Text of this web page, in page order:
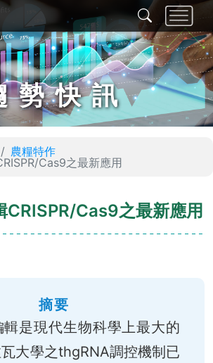
勢快訊
農糧特作
Cas9之最新應用
CRISPR/Cas9之最新應用
摘要
輯是現代生物科學上最大的
大學之thgRNA調控機制已